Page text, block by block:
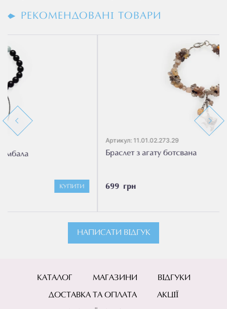
РЕКОМЕНДОВАНІ ТОВАРИ
Previous
Браслет з агату ботсвана
Next
НАПИСАТИ ВІДГУК
КАТАЛОГ МАГАЗИНИ ВІДГУКИ
ДОСТАВКА ТА ОПЛАТА АКЦІЇ